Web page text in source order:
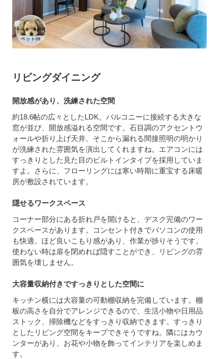
リビングダイニング
開放感があり、洗練された空間
約18.6帖の広々としたLDK。バルコニーに接続する大きな
窓が並び、開放感溢れる空間です。石目調のアクセントウ
ォールや折り上げ天井、そこから漏れる間接照明の明かり
が洗練された雰囲気を演出してくれますね。エアコンには
すっきりとした見た目のビルトインタイプを採用していま
すよ。さらに、フローリングには寒い時期に重宝する床暖
房が敷設されています。
隠せるワークスペース
コーナー部分にある折れ戸を開けると、デスク完備のワー
クスペースがあります。コンセント付きでパソコンの使用
も快適。ほど良いこもり感があり、作業が捗りそうです。
使わない時は扉を閉めれば隠すことができ、リビングの雰
囲気を壊しません。
大容量収納付きですっきりとした空間に
キッチン横には大容量の可動棚収納を完備しています。棚
板の高さを自分でアレンジできるので、生活小物や日用品
ストック、掃除機などをすっきり収納できます。すっきり
としたリビング空間をキープできそうですね。隣にはカウ
ンターがあり、お花や小物を飾ってインテリアを楽しめま
す。